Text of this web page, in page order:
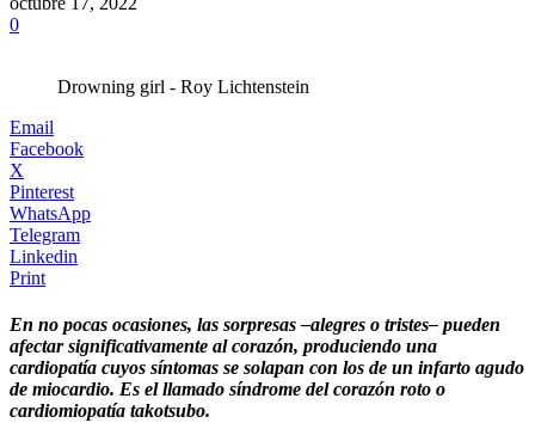
0
Drowning girl - Roy Lichtenstein
Email
Facebook
X
Pinterest
WhatsApp
Telegram
Linkedin
Print
En no pocas ocasiones, las sorpresas –alegres o tristes– pueden
afectar significativamente al corazón, produciendo una
cardiopatía cuyos síntomas se solapan con los de un infarto agudo
de miocardio. Es el llamado síndrome del corazón roto o
cardiomiopatía takotsubo.